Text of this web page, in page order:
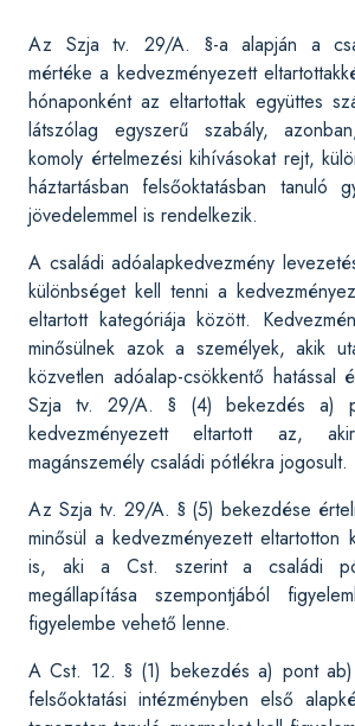
Az Szja tv. 29/A. §-a alapján a
mértéke a kedvezményezett
hónaponként az eltartottak együttes
látszólag egyszerű szabály,
komoly értelmezési kihívásokat rejt,
háztartásban felsőoktatásban tanuló
jövedelemmel is rendelkezik.
A családi adóalapkedvezmény
különbséget kell tenni a
eltartott kategóriája között.
minősülnek azok a személyek, akik
közvetlen adóalap-csökkentő hatással
Szja tv. 29/A. § (4) bekezdés a)
kedvezményezett eltartott az,
magánszemély családi pótlékra jogosult.
Az Szja tv. 29/A. § (5) bekezdése
minősül a kedvezményezett eltartotton
is, aki a Cst. szerint a családi
megállapítása szempontjából
figyelembe vehető lenne.
A Cst. 12. § (1) bekezdés a) pont
felsőoktatási intézményben első